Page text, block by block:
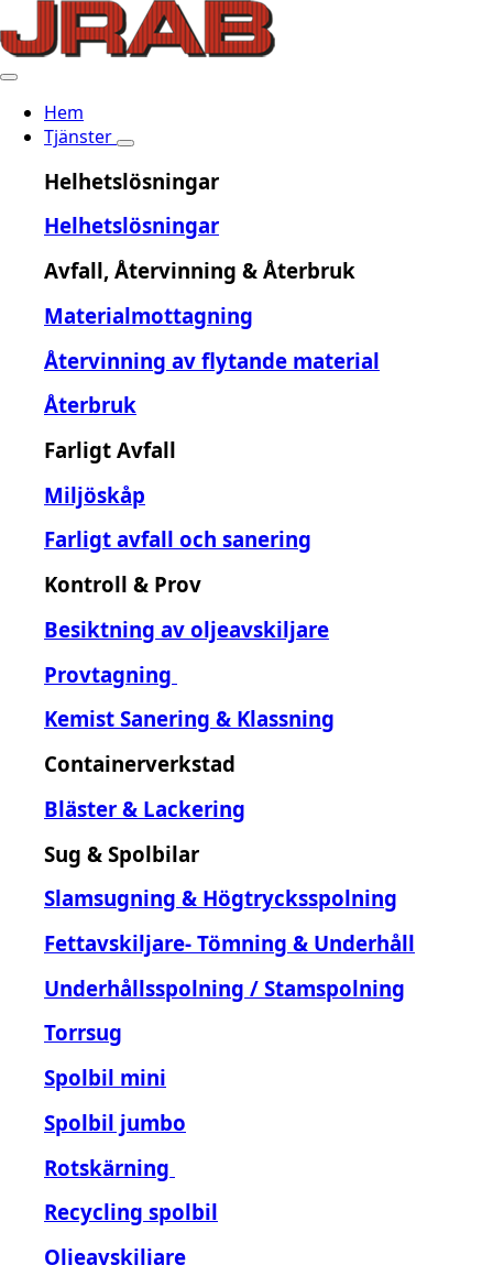
Hem
Tjänster
Helhetslösningar
Helhetslösningar
Avfall, Återvinning & Återbruk
Materialmottagning
Återvinning av flytande material
Återbruk
Farligt Avfall
Miljöskåp
Farligt avfall och sanering
Kontroll & Prov
Besiktning av oljeavskiljare
Provtagning
Kemist Sanering & Klassning
Containerverkstad
Bläster & Lackering
Sug & Spolbilar
Slamsugning & Högtrycksspolning
Fettavskiljare- Tömning & Underhåll
Underhållsspolning / Stamspolning
Torrsug
Spolbil mini
Spolbil jumbo
Rotskärning
Recycling spolbil
Oljeavskiljare